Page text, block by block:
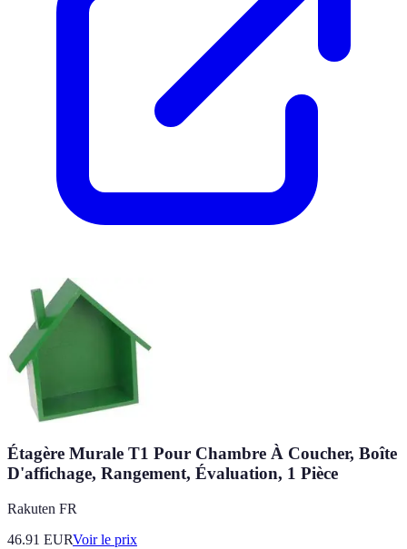
Étagère Murale T1 Pour Chambre À Coucher, Boîte
D'affichage, Rangement, Évaluation, 1 Pièce
Rakuten FR
46.91 EURVoir le prix